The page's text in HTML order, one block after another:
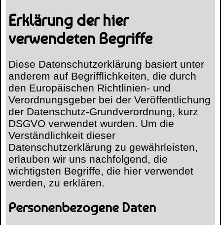
Erklärung der hier
verwendeten Begriffe
Diese Datenschutzerklärung basiert unter
anderem auf Begrifflichkeiten, die durch
den Europäischen Richtlinien- und
Verordnungsgeber bei der Veröffentlichung
der Datenschutz-Grundverordnung, kurz
DSGVO verwendet wurden. Um die
Verständlichkeit dieser
Datenschutzerklärung zu gewährleisten,
erlauben wir uns nachfolgend, die
wichtigsten Begriffe, die hier verwendet
werden, zu erklären.
Personenbezogene Daten